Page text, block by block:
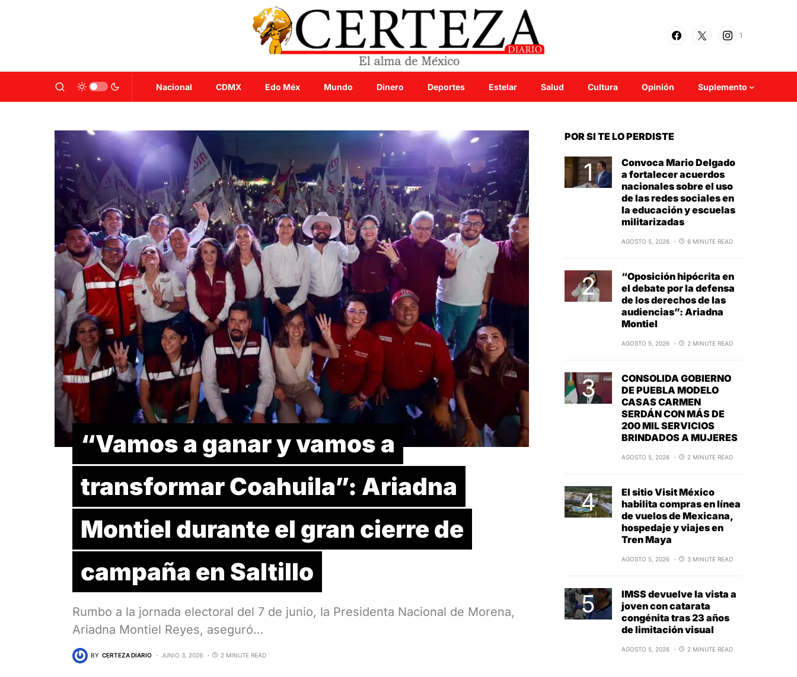
1
Nacional CDMX Edo Méx Mundo Dinero Deportes Estelar Salud Cultura Opinión Suplemento
“Vamos a ganar y vamos a
transformar Coahuila”: Ariadna
Montiel durante el gran cierre de
campaña en Saltillo
Rumbo a la jornada electoral del 7 de junio, la Presidenta Nacional de Morena,
Ariadna Montiel Reyes, aseguró…
BY CERTEZA DIARIO JUNIO 3, 2026 2 MINUTE READ
POR SI TE LO PERDISTE
Convoca Mario Delgado
a fortalecer acuerdos
nacionales sobre el uso
de las redes sociales en
la educación y escuelas
militarizadas
AGOSTO 5, 2026 6 MINUTE READ
“Oposición hipócrita en
el debate por la defensa
de los derechos de las
audiencias”: Ariadna
Montiel
AGOSTO 5, 2026 2 MINUTE READ
CONSOLIDA GOBIERNO
DE PUEBLA MODELO
CASAS CARMEN
SERDÁN CON MÁS DE
200 MIL SERVICIOS
BRINDADOS A MUJERES
AGOSTO 5, 2026 2 MINUTE READ
El sitio Visit México
habilita compras en línea
de vuelos de Mexicana,
hospedaje y viajes en
Tren Maya
AGOSTO 5, 2026 3 MINUTE READ
IMSS devuelve la vista a
joven con catarata
congénita tras 23 años
de limitación visual
AGOSTO 5, 2026 2 MINUTE READ